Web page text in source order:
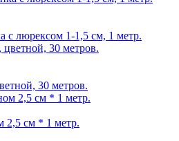
с люрексом 1-1,5 см, 1 метр.
30 метров.
2,5 см * 1 метр.